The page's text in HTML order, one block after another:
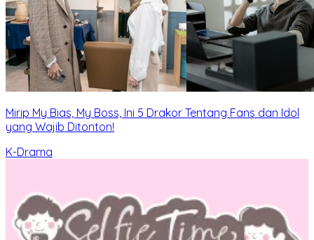
Mirip My Bias, My Boss, Ini 5 Drakor Tentang Fans dan Idol
yang Wajib Ditonton!
K-Drama